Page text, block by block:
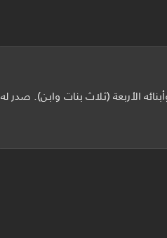
الأربعة (ثلاث بنات وابن). صدر له